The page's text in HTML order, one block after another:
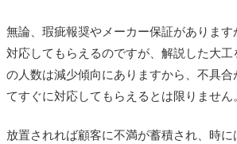
無論、瑕疵報奨やメーカー保証がありま
対応してもらえるのですが、解説した大
の人数は減少傾向にありますから、不具合
てすぐに対応してもらえるとは限りません
放置されれば顧客に不満が蓄積され、時に